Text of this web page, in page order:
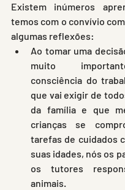
Existem inúmeros
temos com o convívio
algumas reflexões:
Ao tomar uma
muito
consciência do
que vai exigir de
da família e que
crianças se
tarefas de cuidados
suas idades, nós os
os tutores
animais.